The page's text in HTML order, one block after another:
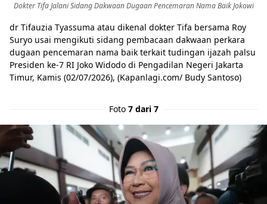
Dokter Tifa Jalani Sidang Dakwaan Dugaan Pencemaran Nama Baik Jokowi
dr Tifauzia Tyassuma atau dikenal dokter Tifa bersama Roy
Suryo usai mengikuti sidang pembacaan dakwaan perkara
dugaan pencemaran nama baik terkait tudingan ijazah palsu
Presiden ke-7 RI Joko Widodo di Pengadilan Negeri Jakarta
Timur, Kamis (02/07/2026), (Kapanlagi.com/ Budy Santoso)
Foto 7 dari 7